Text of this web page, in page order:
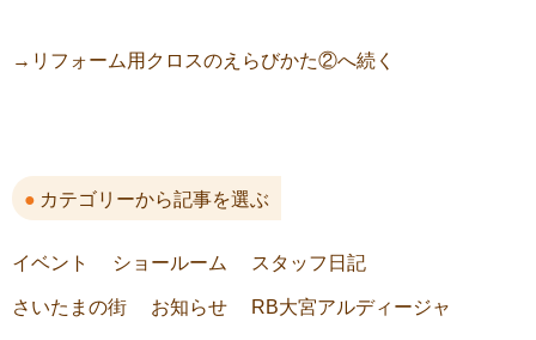
→リフォーム用クロスのえらびかた②へ続く
カテゴリーから記事を選ぶ
イベント ショールーム スタッフ日記
さいたまの街 お知らせ RB大宮アルディージャ